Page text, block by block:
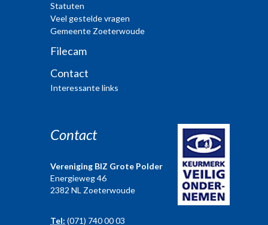
Statuten
Veel gestelde vragen
Gemeente Zoeterwoude
Filecam
Contact
Interessante links
Contact
Vereniging BIZ Grote Polder
Energieweg 46
2382 NL Zoeterwoude
Tel: (071) 740 00 03